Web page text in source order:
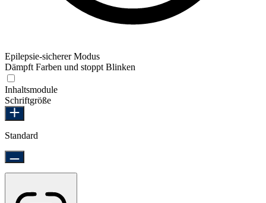
Epilepsie-sicherer Modus
Dämpft Farben und stoppt Blinken
Inhaltsmodule
Schriftgröße
Standard